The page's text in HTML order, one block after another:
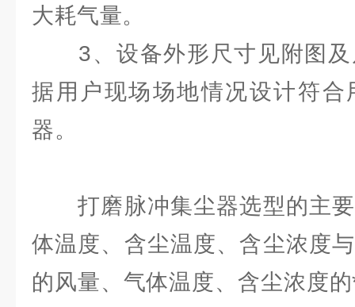
大耗气量。
3、设备外形尺寸见附图及
据用户现场场地情况设计符合
器。
打磨脉冲集尘器选型的主要
体温度、含尘温度、含尘浓度
的风量、气体温度、含尘浓度